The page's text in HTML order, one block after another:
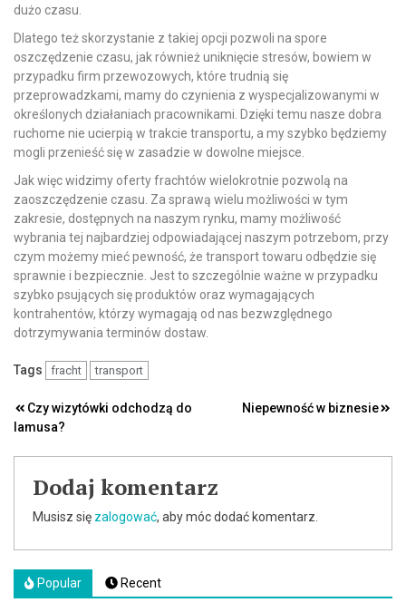
dużo czasu.
Dlatego też skorzystanie z takiej opcji pozwoli na spore
oszczędzenie czasu, jak również uniknięcie stresów, bowiem w
przypadku firm przewozowych, które trudnią się
przeprowadzkami, mamy do czynienia z wyspecjalizowanymi w
określonych działaniach pracownikami. Dzięki temu nasze dobra
ruchome nie ucierpią w trakcie transportu, a my szybko będziemy
mogli przenieść się w zasadzie w dowolne miejsce.
Jak więc widzimy oferty frachtów wielokrotnie pozwolą na
zaoszczędzenie czasu. Za sprawą wielu możliwości w tym
zakresie, dostępnych na naszym rynku, mamy możliwość
wybrania tej najbardziej odpowiadającej naszym potrzebom, przy
czym możemy mieć pewność, że transport towaru odbędzie się
sprawnie i bezpiecznie. Jest to szczególnie ważne w przypadku
szybko psujących się produktów oraz wymagających
kontrahentów, którzy wymagają od nas bezwzględnego
dotrzymywania terminów dostaw.
Tags fracht transport
Nawigacja
wpisu
Czy wizytówki odchodzą do
lamusa?
Niepewność w biznesie
Dodaj komentarz
Musisz się zalogować, aby móc dodać komentarz.
Popular Recent